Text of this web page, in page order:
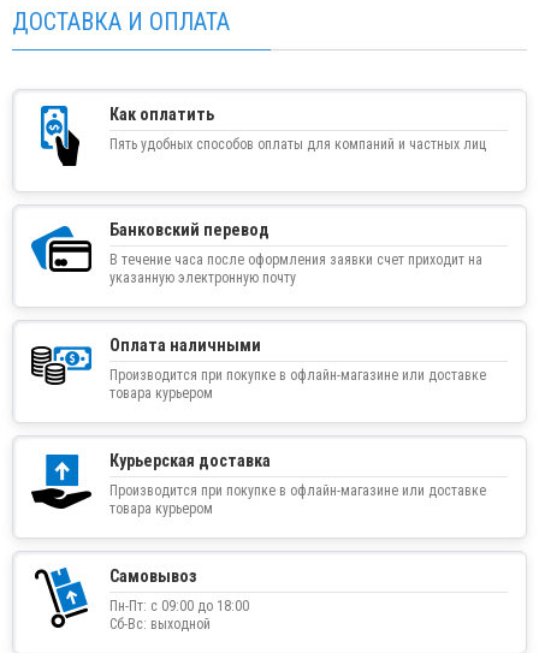
ДОСТАВКА И ОПЛАТА
Как оплатить
Пять удобных способов оплаты для компаний и частных лиц
Банковский перевод
В течение часа после оформления заявки счет приходит на
указанную электронную почту
Оплата наличными
Производится при покупке в офлайн-магазине или доставке
товара курьером
Курьерская доставка
Производится при покупке в офлайн-магазине или доставке
товара курьером
Самовывоз
Пн-Пт: с 09:00 до 18:00
Сб-Вс: выходной